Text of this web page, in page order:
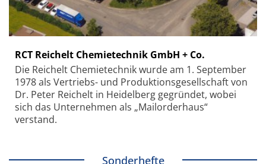
RCT Reichelt Chemietechnik GmbH + Co.
Die Reichelt Chemietechnik wurde am 1. September
1978 als Vertriebs- und Produktionsgesellschaft von
Dr. Peter Reichelt in Heidelberg gegründet, wobei
sich das Unternehmen als „Mailorderhaus“
verstand.
Sonderhefte